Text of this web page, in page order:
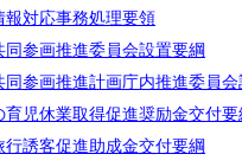
報対応事務処理要領
同参画推進委員会設置要綱
同参画推進計画庁内推進委員
育児休業取得促進奨励金交付要
行誘客促進助成金交付要綱